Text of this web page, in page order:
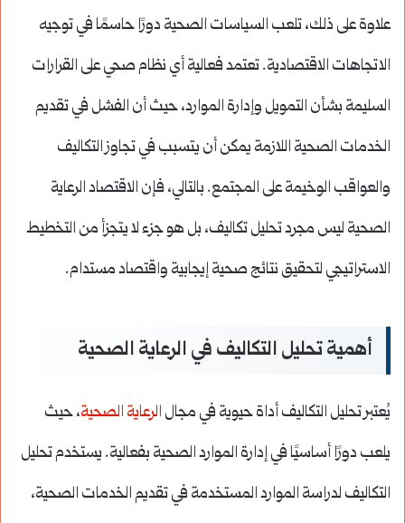
علاوة على ذلك، تلعب السياسات الصحية دورًا حاسمًا في توجيه
الاتجاهات الاقتصادية. تعتمد فعالية أي نظام صحي على القرارات
السليمة بشأن التمويل وإدارة الموارد، حيث أن الفشل في تقديم
الخدمات الصحية اللازمة يمكن أن يتسبب في تجاوز التكاليف
والعواقب الوخيمة على المجتمع. بالتالي، فإن الاقتصاد الرعاية
الصحية ليس مجرد تحليل تكاليف، بل هو جزء لا يتجزأ من التخطيط
الاستراتيجي لتحقيق نتائج صحية إيجابية واقتصاد مستدام.
أهمية تحليل التكاليف في الرعاية الصحية
يُعتبر تحليل التكاليف أداة حيوية في مجال الرعاية الصحية، حيث
يلعب دورًا أساسيًا في إدارة الموارد الصحية بفعالية. يستخدم تحليل
التكاليف لدراسة الموارد المستخدمة في تقديم الخدمات الصحية،